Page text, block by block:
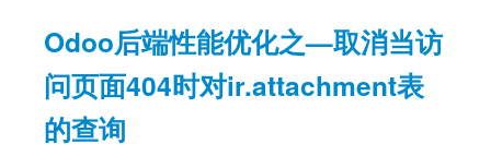
Odoo后端性能优化之—取消当访
问页面404时对ir.attachment表
的查询